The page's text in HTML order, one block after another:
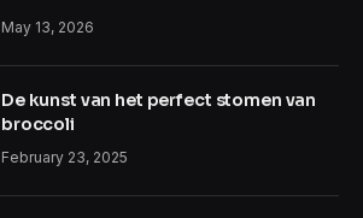
May 13, 2026
De kunst van het perfect stomen van
broccoli
February 23, 2025